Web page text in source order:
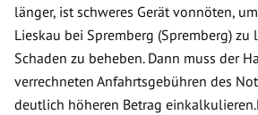
länger, ist schweres Gerät vonnöten,
Lieskau bei Spremberg (Spremberg) zu
Schaden zu beheben. Dann muss der
verrechneten Anfahrtsgebühren des
deutlich höheren Betrag